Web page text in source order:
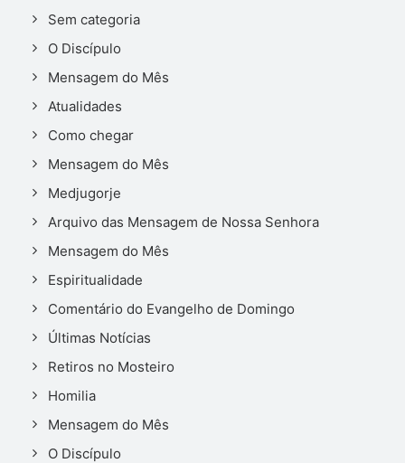
Sem categoria
O Discípulo
Mensagem do Mês
Atualidades
Como chegar
Mensagem do Mês
Medjugorje
Arquivo das Mensagem de Nossa Senhora
Mensagem do Mês
Espiritualidade
Comentário do Evangelho de Domingo
Últimas Notícias
Retiros no Mosteiro
Homilia
Mensagem do Mês
O Discípulo